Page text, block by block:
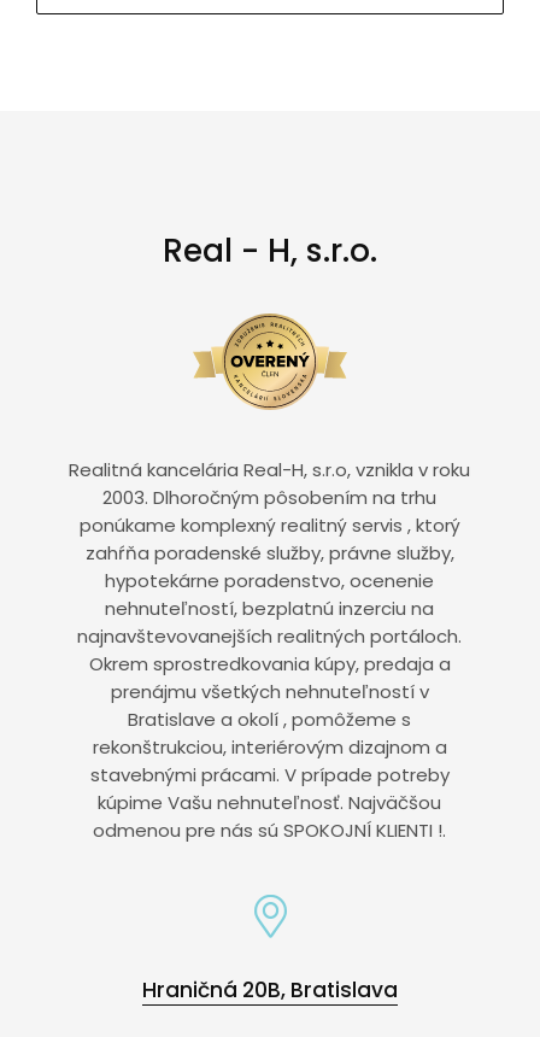
Real - H, s.r.o.
Realitná kancelária Real-H, s.r.o, vznikla v roku
2003. Dlhoročným pôsobením na trhu
ponúkame komplexný realitný servis , ktorý
zahŕňa poradenské služby, právne služby,
hypotekárne poradenstvo, ocenenie
nehnuteľností, bezplatnú inzerciu na
najnavštevovanejších realitných portáloch.
Okrem sprostredkovania kúpy, predaja a
prenájmu všetkých nehnuteľností v
Bratislave a okolí , pomôžeme s
rekonštrukciou, interiérovým dizajnom a
stavebnými prácami. V prípade potreby
kúpime Vašu nehnuteľnosť. Najväčšou
odmenou pre nás sú SPOKOJNÍ KLIENTI !.
Hraničná 20B, Bratislava